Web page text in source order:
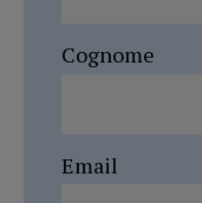
Cognome
Email